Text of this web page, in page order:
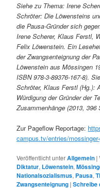
Siehe zu Thema: Irene
Schröter: Die Löwensteins
die Pausa-Gründer sich
Irene Scherer, Klaus Ferstl,
Felix Löwenstein. Ein
der Zwangsenteignung der
Löwenstein aus Mössingen
ISBN 978-3-89376-167-8).
Schröter, Klaus Ferstl (Hg.):
Würdigung der Gründer der
Zusammenhänge (2013, 396
Zur Pageflow Reportage:
campus.tv/entries/
Veröffentlicht unterAllgemein |
Diktatur, Löwenstein,
Nationalsozialismus, Pausa,
Zwangsenteignung |Schreibe